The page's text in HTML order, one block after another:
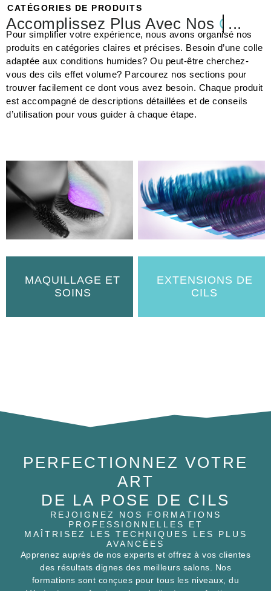
CATÉGORIES DE PRODUITS
Accomplissez Plus Avec Nos Colles
...
Pour simplifier votre expérience, nous avons organisé nos
produits en catégories claires et précises. Besoin d’une colle
adaptée aux conditions humides? Ou peut-être cherchez-
vous des cils effet volume? Parcourez nos sections pour
trouver facilement ce dont vous avez besoin. Chaque produit
est accompagné de descriptions détaillées et de conseils
MAQUILLAGE ET
EXTENSIONS DE
PERFECTIONNEZ VOTRE
ART
DE LA POSE DE CILS
REJOIGNEZ NOS FORMATIONS
PROFESSIONNELLES ET
MAÎTRISEZ LES TECHNIQUES LES PLUS
AVANCÉES
Apprenez auprès de nos experts et offrez à vos clientes
des résultats dignes des meilleurs salons. Nos